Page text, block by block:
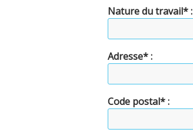
Nature du travail* :
Adresse* :
Code postal* :